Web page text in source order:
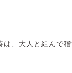
は、大人と組んで